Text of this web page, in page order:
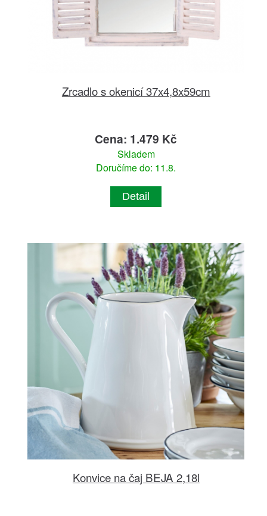
Zrcadlo s okenicí 37x4,8x59cm
Cena: 1.479 Kč
Skladem
Doručíme do: 11.8.
Detail
Konvice na čaj BEJA 2,18l